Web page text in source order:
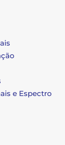
e Espectro